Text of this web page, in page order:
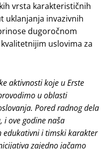
vrsta karakterističnih
uklanjanja invazivnih
dugoročnom
uslovima za
aktivnosti koje u Erste
u oblasti
Pored radnog dela
i ove godine naša
edukativni i timski karakter
zajedno jačamo